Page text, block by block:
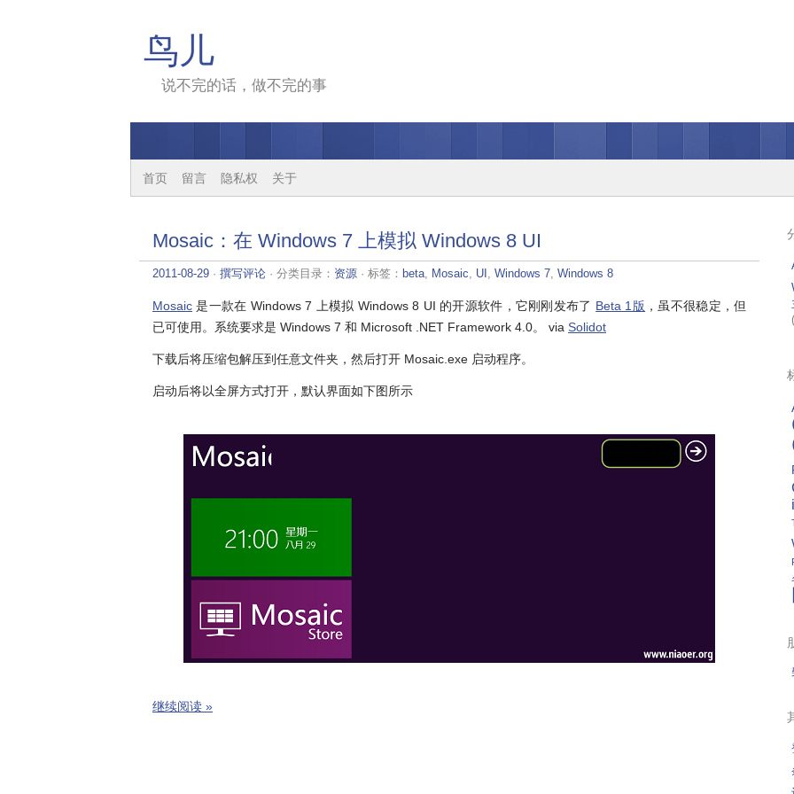
鸟儿
说不完的话，做不完的事
首页 留言 隐私权 关于
Mosaic：在 Windows 7 上模拟 Windows 8 UI
2011-08-29 · 撰写评论 · 分类目录： 资源 · 标签： beta, Mosaic, UI , Windows 7, Windows 8
Mosaic 是一款在 Windows 7 上模拟 Windows 8 UI 的开源软件，它刚刚发布了 Beta 1版 ，虽不很稳定，但
已可使用。系统要求是 Windows 7 和 Microsoft .NET Framework 4.0。 via Solidot
下载后将压缩包解压到任意文件夹，然后打开 Mosaic.exe 启动程序。
启动后将以全屏方式打开，默认界面如下图所示
继续阅读 »